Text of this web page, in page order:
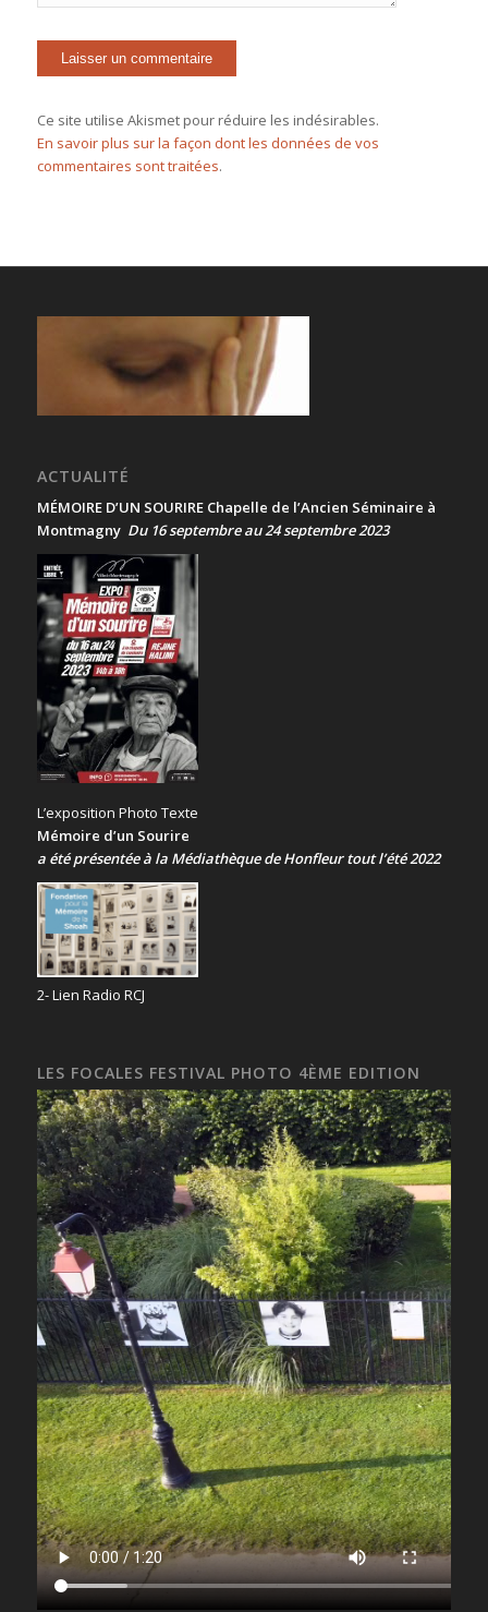
Ce site utilise Akismet pour réduire les indésirables.
En savoir plus sur la façon dont les données de vos
commentaires sont traitées.
ACTUALITÉ
MÉMOIRE D’UN SOURIRE Chapelle de l’Ancien Séminaire à
Montmagny Du 16 septembre au 24 septembre 2023
L’exposition Photo Texte
Mémoire d’un Sourire
a été présentéeà la Médiathèque de Honfleur tout l’été 2022
2- Lien Radio RCJ
LES FOCALES FESTIVAL PHOTO 4ÈME EDITION